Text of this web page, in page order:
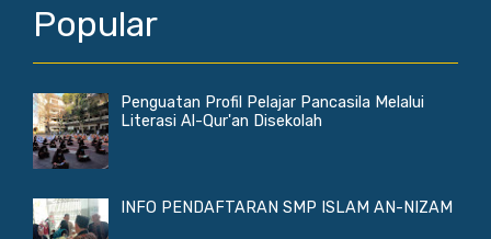
Popular
Penguatan Profil Pelajar Pancasila Melalui
Literasi Al-Qur'an Disekolah
INFO PENDAFTARAN SMP ISLAM AN-NIZAM